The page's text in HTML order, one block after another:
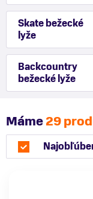
Skate bežecké
lyže
Backcountry
bežecké lyže
Máme29